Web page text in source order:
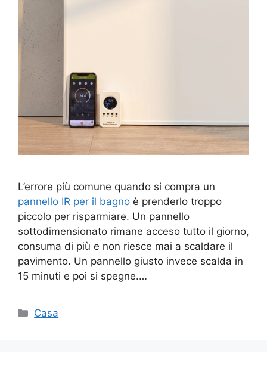
L’errore più comune quando si compra un
pannello IR per il bagno è prenderlo troppo
piccolo per risparmiare. Un pannello
sottodimensionato rimane acceso tutto il giorno,
consuma di più e non riesce mai a scaldare il
pavimento. Un pannello giusto invece scalda in
15 minuti e poi si spegne.…
Categorie
Casa